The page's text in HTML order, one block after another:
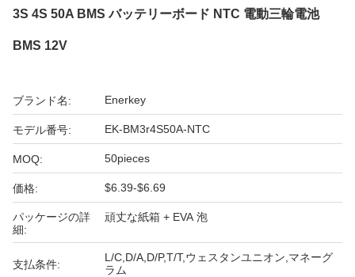
3S 4S 50A BMS バッテリーボード NTC 電動三輪電池
BMS 12V
ブランド名: Enerkey
モデル番号: EK-BM3r4S50A-NTC
MOQ: 50pieces
価格: $6.39-$6.69
パッケージの詳
細:
頑丈な紙箱 + EVA 泡
支払条件:
L/C,D/A,D/P,T/T,ウェスタンユニオン,マネーグ
ラム